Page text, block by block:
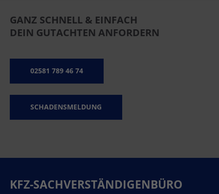
GANZ SCHNELL & EINFACH
DEIN GUTACHTEN ANFORDERN
02581 789 46 74
SCHADENSMELDUNG
KFZ-SACHVERSTÄNDIGENBÜRO